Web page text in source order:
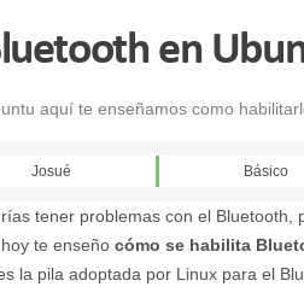
en
aquí te enseñamos como
Josué Básico
tener problemas con el Bluetooth,
te enseño cómo se habilita
la pila adoptada por Linux para el